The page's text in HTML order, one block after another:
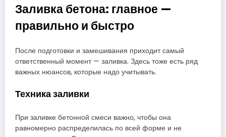
Заливка бетона: главное —
правильно и быстро
После подготовки и замешивания приходит самый
ответственный момент — заливка. Здесь тоже есть ряд
важных нюансов, которые надо учитывать.
Техника заливки
При заливке бетонной смеси важно, чтобы она
равномерно распределилась по всей форме и не